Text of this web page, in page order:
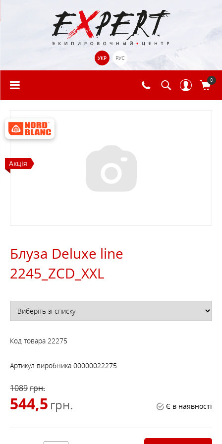
УКР РУС
0
Акція
Блуза Deluxe line
2245_ZCD_XXL
Код товара 22275
Артикул виробника 00000022275
1089грн.
544,5 грн. Є в наявності